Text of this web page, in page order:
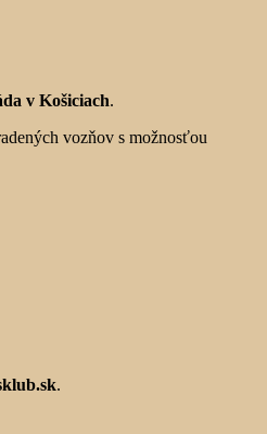
v Košiciach.
vozňov s možnosťou
.